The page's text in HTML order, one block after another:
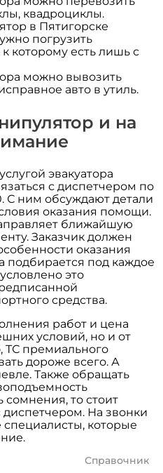
квадроциклы.
в Пятигорске
погрузить
которому есть лишь с
можно вывозить
авто в утиль.
и на
эвакуатора
с диспетчером по
С ним обсуждают детали
оказания помощи.
ближайшую
Заказчик должен
оказания
подбирается под каждое
это
средства.
работ и цена
условий, но и от
ТС премиального
дороже всего. А
Также обращать
сомнения, то стоит
диспетчером. На звонки
которые
Справочник